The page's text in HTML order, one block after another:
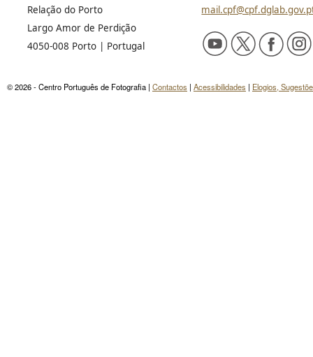
Relação do Porto
Largo Amor de Perdição
4050-008 Porto | Portugal
© 2026 - Centro Português de Fotografia | Contactos | Acessibilidades | Elogios,